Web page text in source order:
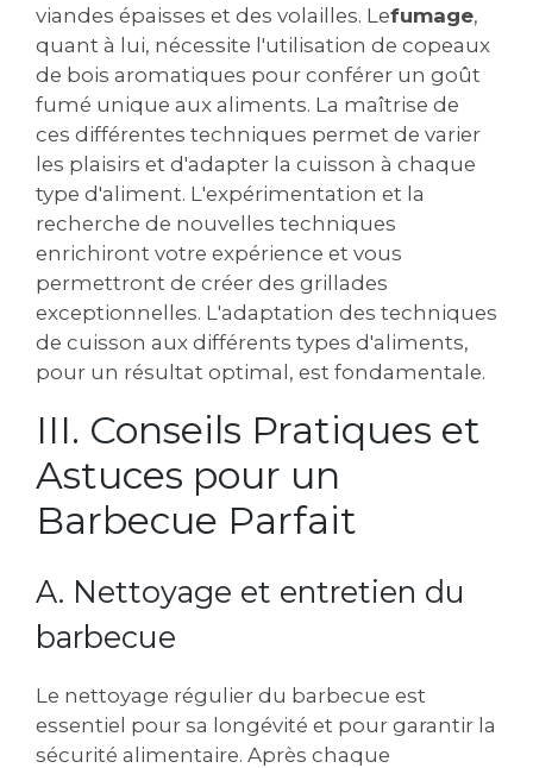
viandes épaisses et des volailles. Lefumage,
quant à lui, nécessite l'utilisation de copeaux
de bois aromatiques pour conférer un goût
fumé unique aux aliments. La maîtrise de
ces différentes techniques permet de varier
les plaisirs et d'adapter la cuisson à chaque
type d'aliment. L'expérimentation et la
recherche de nouvelles techniques
enrichiront votre expérience et vous
permettront de créer des grillades
exceptionnelles. L'adaptation des techniques
de cuisson aux différents types d'aliments,
pour un résultat optimal, est fondamentale.
III. Conseils Pratiques et
Astuces pour un
Barbecue Parfait
A. Nettoyage et entretien du
barbecue
Le nettoyage régulier du barbecue est
essentiel pour sa longévité et pour garantir la
sécurité alimentaire. Après chaque